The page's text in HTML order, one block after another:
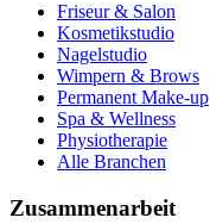
Friseur & Salon
Kosmetikstudio
Nagelstudio
Wimpern & Brows
Permanent Make-up
Spa & Wellness
Physiotherapie
Alle Branchen
Zusammenarbeit